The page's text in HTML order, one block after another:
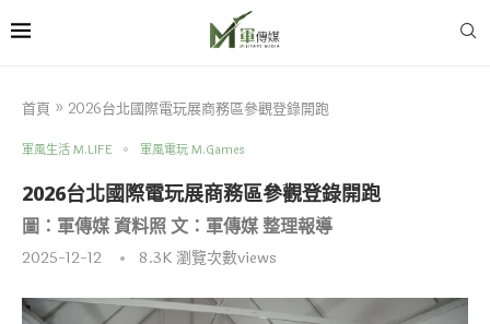
首頁 » 2026台北國際電玩展商務區參觀登錄開跑
軍風生活 M.LIFE 軍風電玩 M.Games
2026台北國際電玩展商務區參觀登錄開跑
圖：軍傳媒 資料照 文：軍傳媒 整理報導
2025-12-12 8.3K瀏覽次數views